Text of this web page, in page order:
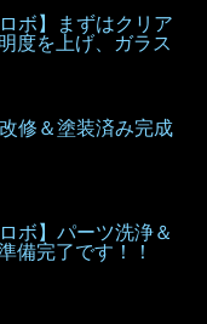
ボ】まずはクリア
度を上げ、ガラス
修＆塗装済み完成
ボ】パーツ洗浄＆
備完了です！！